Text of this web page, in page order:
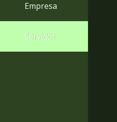
Empresa
Servidor